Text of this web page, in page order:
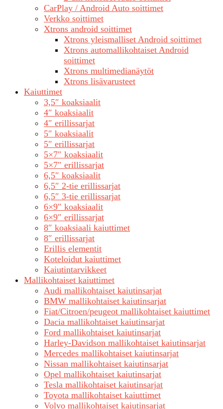
CarPlay / Android Auto soittimet
Verkko soittimet
Xtrons android soittimet
Xtrons yleismalliset Android soittimet
Xtrons automallikohtaiset Android
soittimet
Xtrons multimedianäytöt
Xtrons lisävarusteet
Kaiuttimet
3,5″ koaksiaalit
4″ koaksiaalit
4″ erillissarjat
5″ koaksiaalit
5″ erillissarjat
5×7″ koaksiaalit
5×7″ erillissarjat
6,5″ koaksiaalit
6,5″ 2-tie erillissarjat
6,5″ 3-tie erillissarjat
6×9″ koaksiaalit
6×9″ erillissarjat
8″ koaksiaali kaiuttimet
8″ erillissarjat
Erillis elementit
Koteloidut kaiuttimet
Kaiutintarvikkeet
Mallikohtaiset kaiuttimet
Audi mallikohtaiset kaiutinsarjat
BMW mallikohtaiset kaiutinsarjat
Fiat/Citroen/peugeot mallikohtaiset kaiuttimet
Dacia mallikohtaiset kaiutinsarjat
Ford mallikohtaiset kaiutinsarjat
Harley-Davidson mallikohtaiset kaiutinsarjat
Mercedes mallikohtaiset kaiutinsarjat
Nissan mallikohtaiset kaiutinsarjat
Opel mallikohtaiset kaiutinsarjat
Tesla mallikohtaiset kaiutinsarjat
Toyota mallikohtaiset kaiuttimet
Volvo mallikohtaiset kaiutinsarjat